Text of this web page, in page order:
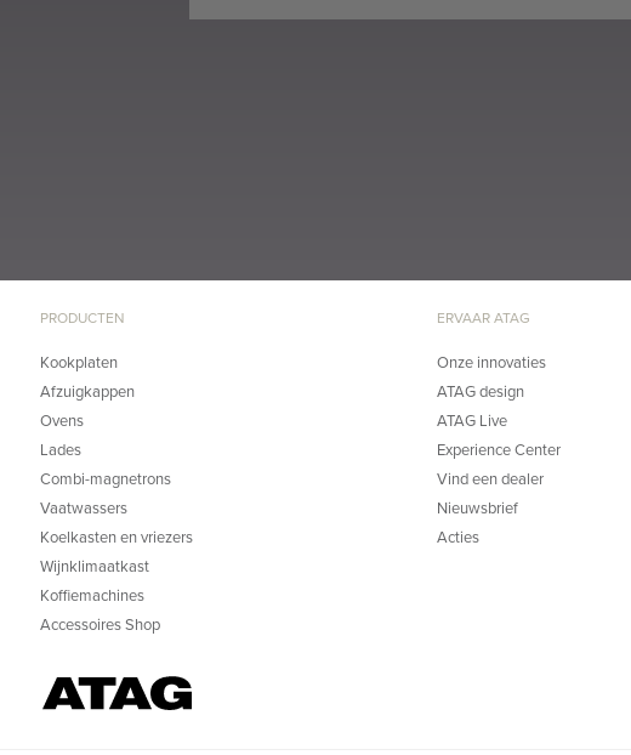
PRODUCTEN
Kookplaten
Afzuigkappen
Ovens
Lades
Combi-magnetrons
Vaatwassers
Koelkasten en vriezers
Wijnklimaatkast
Koffiemachines
Accessoires Shop
ERVAAR ATAG
Onze innovaties
ATAG design
ATAG Live
Experience Center
Vind een dealer
Nieuwsbrief
Acties